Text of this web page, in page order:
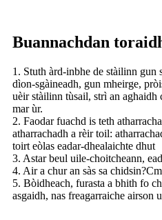
Buannachdan
1. Stuth àrd-inbhe de stàilinn gun
dìon-sgàineadh, gun mheirge,
uèir stàilinn tùsail, strì an aghaidh
mar ùr.
2. Faodar fuachd is teth
atharrachadh a rèir toil:
toirt eòlas eadar-dhealaichte dhut
3. Astar beul uile-choitcheann,
4. Air a chur an sàs sa
5. Bòidheach, furasta a bhith fo
asgaidh, nas freagarraiche airson